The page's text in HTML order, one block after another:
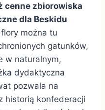
cenne zbiorowiska
dla Beskidu
można tu
gatunków,
w naturalnym,
dydaktyczna
pozwala na
historią konfederacji